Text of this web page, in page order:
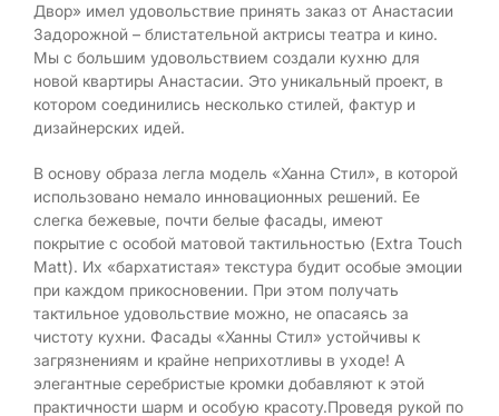
Двор» имел удовольствие принять заказ от Анастасии
Задорожной – блистательной актрисы театра и кино.
Мы с большим удовольствием создали кухню для
новой квартиры Анастасии. Это уникальный проект, в
котором соединились несколько стилей, фактур и
дизайнерских идей.
В основу образа легла модель «Ханна Стил», в которой
использовано немало инновационных решений. Ее
слегка бежевые, почти белые фасады, имеют
покрытие с особой матовой тактильностью (Extra Touch
Matt). Их «бархатистая» текстура будит особые эмоции
при каждом прикосновении. При этом получать
тактильное удовольствие можно, не опасаясь за
чистоту кухни. Фасады «Ханны Стил» устойчивы к
загрязнениям и крайне неприхотливы в уходе! А
элегантные серебристые кромки добавляют к этой
практичности шарм и особую красоту.Проведя рукой по